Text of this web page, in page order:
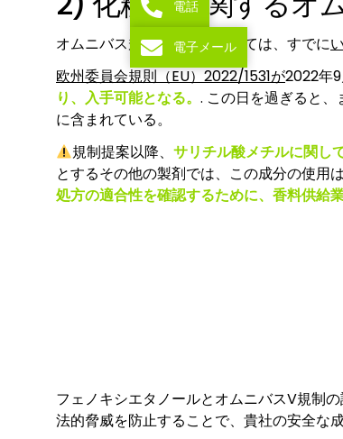
オムニバス規制の内容については、すでに
欧州委員会規則（EU）2022/1531が2022年
り、入手可能となる。 . この日を過ぎると
に含まれている。
規制提案以降、サリチル酸メチルに関し
とするその他の製剤では、この成分の使用
処方の適合性を確認するために、香料供給
フェノキシエタノールとオムニバスV規制
法的脅威を防止することで、貴社の安全な
電話
電子メール